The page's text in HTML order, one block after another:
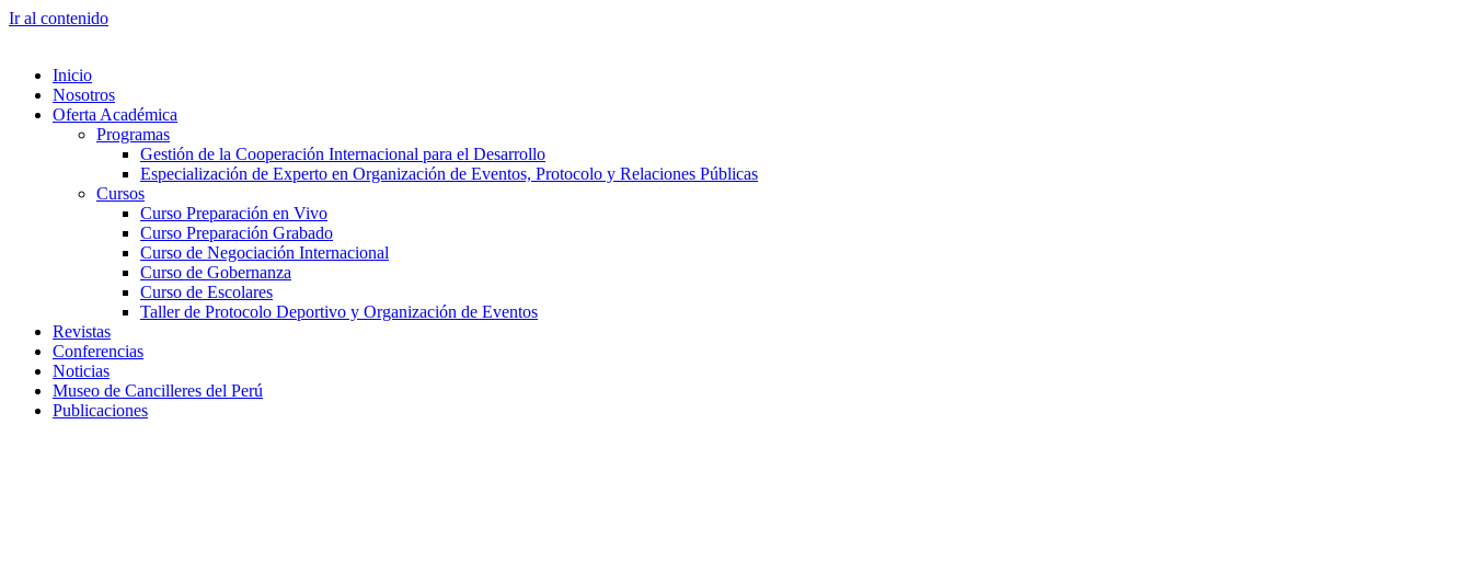
Ir al contenido
Inicio
Nosotros
Oferta Académica
Programas
Gestión de la Cooperación Internacional para el Desarrollo
Especialización de Experto en Organización de Eventos, Protocolo y Relaciones Públicas
Cursos
Curso Preparación en Vivo
Curso Preparación Grabado
Curso de Negociación Internacional
Curso de Gobernanza
Curso de Escolares
Taller de Protocolo Deportivo y Organización de Eventos
Revistas
Conferencias
Noticias
Museo de Cancilleres del Perú
Publicaciones